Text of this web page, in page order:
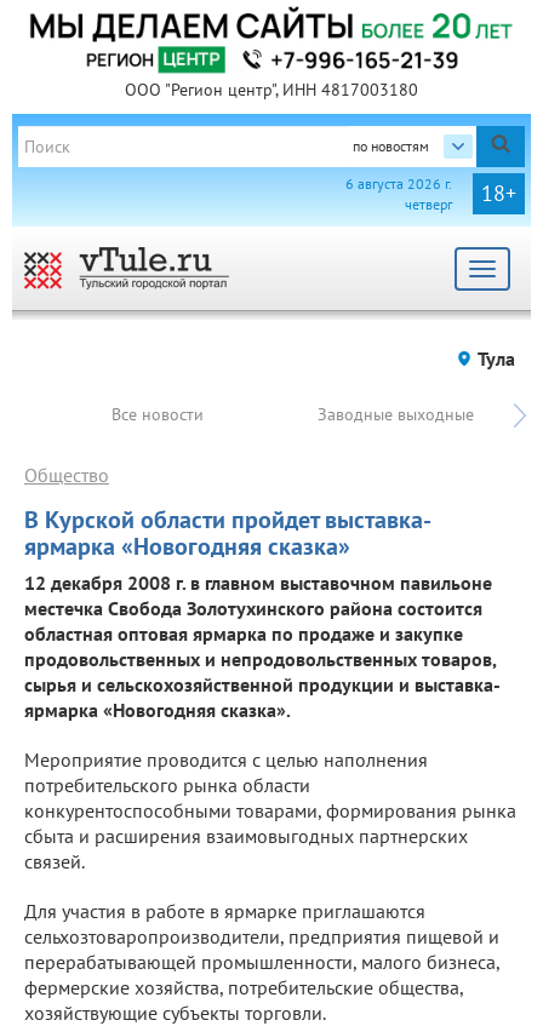
ООО "Регион центр", ИНН 4817003180
по новостям
18+
6 августа 2026 г.
четверг
Toggle
Тула
Все новости Заводные выходные
В Курской области пройдет выставка-
ярмарка «Новогодняя сказка»
Общество
12 декабря 2008 г. в главном выставочном павильоне
местечка Свобода Золотухинского района состоится
областная оптовая ярмарка по продаже и закупке
продовольственных и непродовольственных товаров,
сырья и сельскохозяйственной продукции и выставка-
ярмарка «Новогодняя сказка».
Мероприятие проводится с целью наполнения
потребительского рынка области
конкурентоспособными товарами, формирования рынка
сбыта и расширения взаимовыгодных партнерских
связей.
Для участия в работе в ярмарке приглашаются
сельхозтоваропроизводители, предприятия пищевой и
перерабатывающей промышленности, малого бизнеса,
фермерские хозяйства, потребительские общества,
хозяйствующие субъекты торговли.